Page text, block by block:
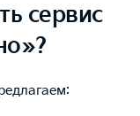
сервис